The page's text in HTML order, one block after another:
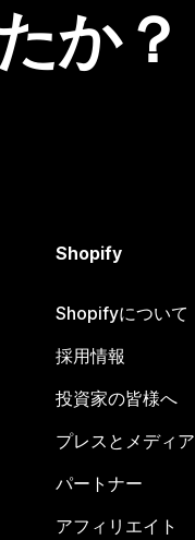
か？
Shopify
Shopifyについて
採用情報
投資家の皆様へ
プレスとメディア
パートナー
アフィリエイト